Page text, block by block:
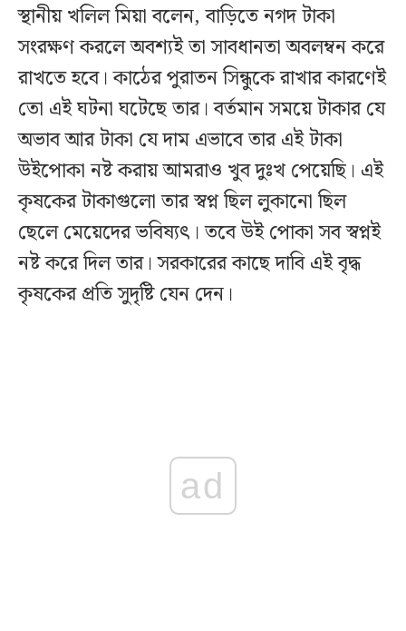
স্থানীয় খলিল মিয়া বলেন, বাড়িতে নগদ টাকা
সংরক্ষণ করলে অবশ্যই তা সাবধানতা অবলম্বন করে
রাখতে হবে। কাঠের পুরাতন সিন্ধুকে রাখার কারণেই
তো এই ঘটনা ঘটেছে তার। বর্তমান সময়ে টাকার যে
অভাব আর টাকা যে দাম এভাবে তার এই টাকা
উইপোকা নষ্ট করায় আমরাও খুব দুঃখ পেয়েছি। এই
কৃষকের টাকাগুলো তার স্বপ্ন ছিল লুকানো ছিল
ছেলে মেয়েদের ভবিষ্যৎ। তবে উই পোকা সব স্বপ্নই
নষ্ট করে দিল তার। সরকারের কাছে দাবি এই বৃদ্ধ
কৃষকের প্রতি সুদৃষ্টি যেন দেন।
ad